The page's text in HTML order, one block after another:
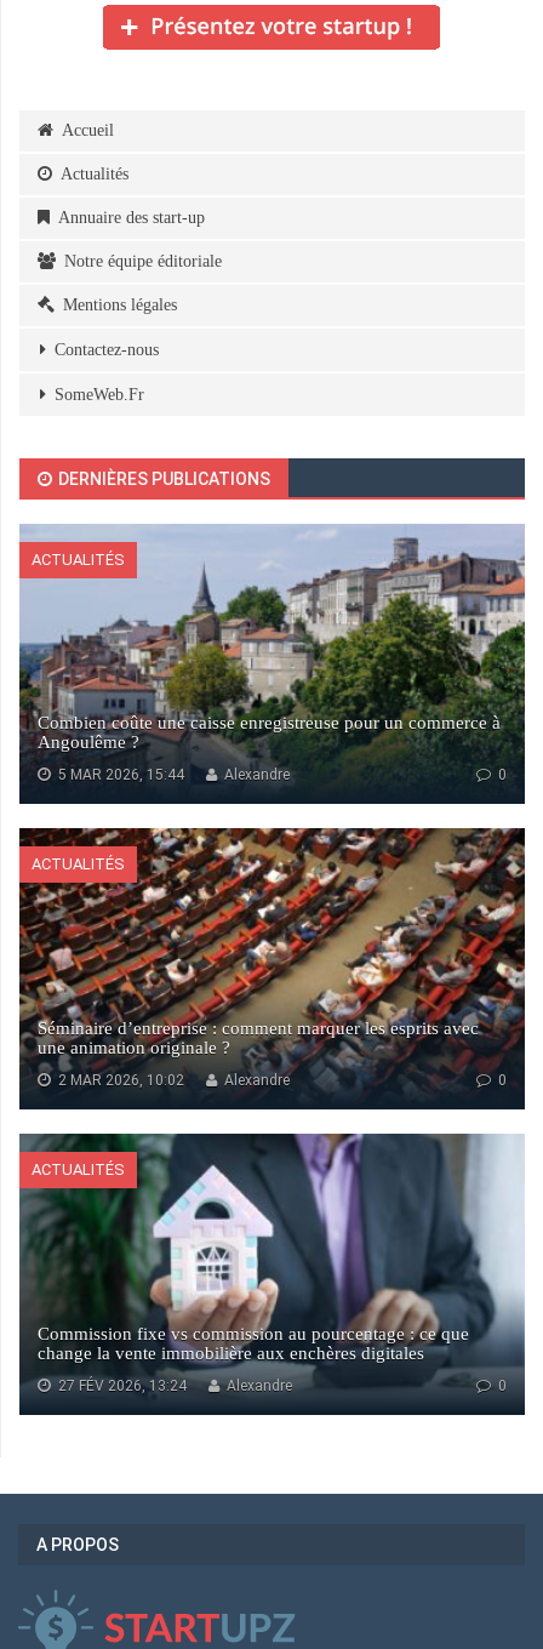
Accueil
Actualités
Annuaire des start-up
Notre équipe éditoriale
Mentions légales
Contactez-nous
SomeWeb.Fr
DERNIÈRES PUBLICATIONS
ACTUALITÉS
Combien coûte une caisse enregistreuse pour un commerce à
Angoulême ?
5 MAR 2026, 15:44 0
Alexandre
ACTUALITÉS
Séminaire d’entreprise : comment marquer les esprits avec
une animation originale ?
2 MAR 2026, 10:02 0
Alexandre
ACTUALITÉS
Commission fixe vs commission au pourcentage : ce que
change la vente immobilière aux enchères digitales
27 FÉV 2026, 13:24 0
Alexandre
A PROPOS